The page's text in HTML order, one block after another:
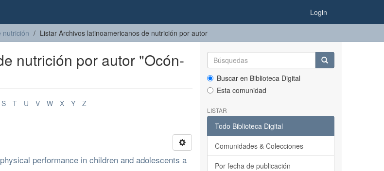
Login
nutrición Listar Archivos latinoamericanos de nutrición por autor
nutrición por autor "Ocón-
S T U V W X Y
Z
performance in children and adolescents a
Buscar en Biblioteca Digital
Esta comunidad
LISTAR
Todo Biblioteca Digital
Comunidades & Colecciones
Por fecha de publicación